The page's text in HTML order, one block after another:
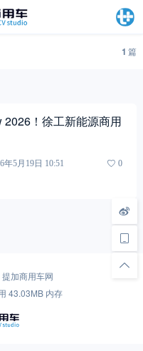
1 篇
2026！徐工新能源商用
年5月19日 10:51
0
提加商用车网
43.03MB 内存